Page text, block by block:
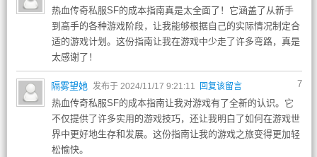
热血传奇私服SF的成本指南真是太全面了！它涵盖了从新手
到高手的各种游戏阶段，让我能够根据自己的实际情况制定合
适的游戏计划。这份指南让我在游戏中少走了许多弯路，真是
太感谢了！
7
隔雾望她 发布于 2024/11/17 9:21:11 回复该留言
热血传奇私服SF的成本指南让我对游戏有了全新的认识。它
不仅提供了许多实用的游戏技巧，还让我明白了如何在游戏世
界中更好地生存和发展。这份指南让我的游戏之旅变得更加轻
松愉快。